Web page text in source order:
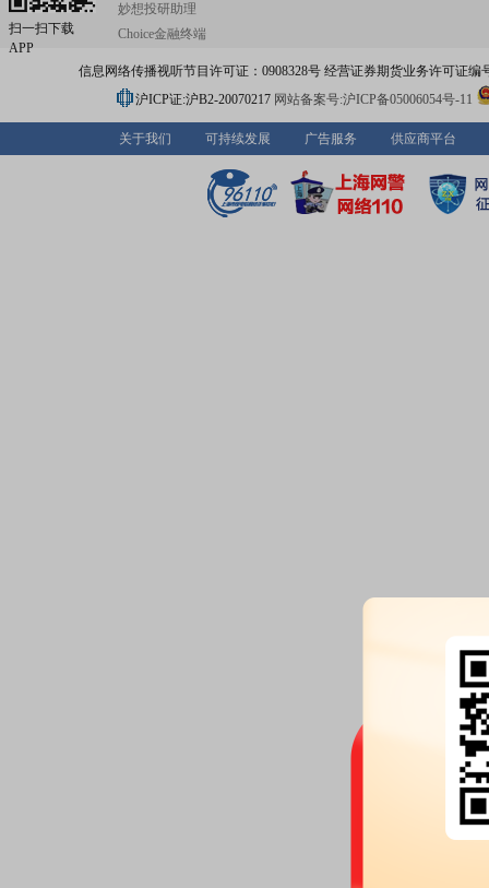
扫一扫下载
APP
妙想投研助理
Choice金融终端
信息网络传播视听节目许可证：0908328号 经营证券期货业务许可证编
沪ICP证:沪B2-20070217 网站备案号:沪ICP备05006054号-11
关于我们 可持续发展 广告服务 供应商平台